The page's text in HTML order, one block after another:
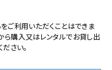
ご利用いただくことはできま
ら購入又はレンタルでお貸し出
さい。